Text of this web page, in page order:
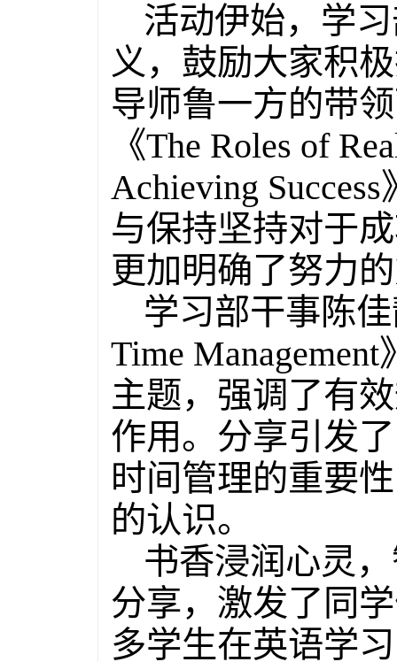
活动伊始，学
义，鼓励大家积
导师鲁一方的带
《The Roles of
Achieving
与保持坚持对于
更加明确了努力
学习部干事陈
Time
主题，强调了有
作用。分享引发
时间管理的重要
的认识。
书香浸润心灵
分享，激发了同
多学生在英语学